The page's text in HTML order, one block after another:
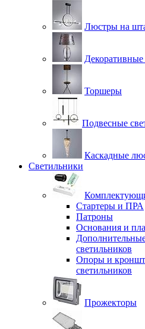
Люстры на
Торшеры
Подвесные
Каскадные
Светильники
Стартеры и ПРА
Патроны
Основания и
светильников
Опоры и
светильников
Прожекторы